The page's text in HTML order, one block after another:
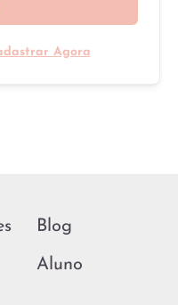
Agora
Blog
Aluno